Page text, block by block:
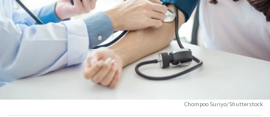
Chompoo Suriyo/Shutterstock